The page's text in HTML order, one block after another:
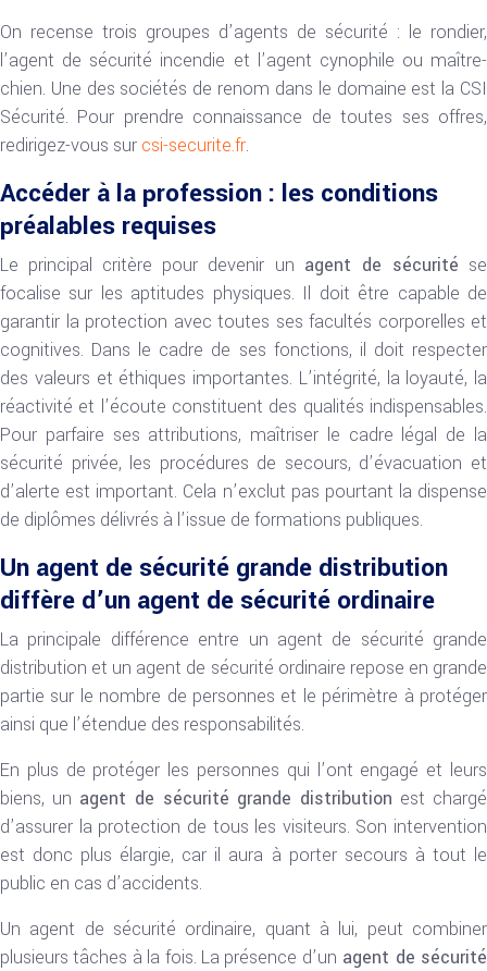
On recense trois groupes d’agents de sécurité : le rondier,
l’agent de sécurité incendie et l’agent cynophile ou maître-
chien. Une des sociétés de renom dans le domaine est la CSI
Sécurité. Pour prendre connaissance de toutes ses offres,
redirigez-vous sur csi-securite.fr.
Accéder à la profession : les conditions
préalables requises
Le principal critère pour devenir un agent de sécurité se
focalise sur les aptitudes physiques. Il doit être capable de
garantir la protection avec toutes ses facultés corporelles et
cognitives. Dans le cadre de ses fonctions, il doit respecter
des valeurs et éthiques importantes. L’intégrité, la loyauté, la
réactivité et l’écoute constituent des qualités indispensables.
Pour parfaire ses attributions, maîtriser le cadre légal de la
sécurité privée, les procédures de secours, d’évacuation et
d’alerte est important. Cela n’exclut pas pourtant la dispense
de diplômes délivrés à l’issue de formations publiques.
Un agent de sécurité grande distribution
diffère d’un agent de sécurité ordinaire
La principale différence entre un agent de sécurité grande
distribution et un agent de sécurité ordinaire repose en grande
partie sur le nombre de personnes et le périmètre à protéger
ainsi que l’étendue des responsabilités.
En plus de protéger les personnes qui l’ont engagé et leurs
biens, un agent de sécurité grande distribution est chargé
d’assurer la protection de tous les visiteurs. Son intervention
est donc plus élargie, car il aura à porter secours à tout le
public en cas d’accidents.
Un agent de sécurité ordinaire, quant à lui, peut combiner
plusieurs tâches à la fois. La présence d’un agent de sécurité